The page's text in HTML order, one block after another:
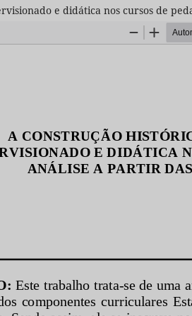
e didática nos cursos de